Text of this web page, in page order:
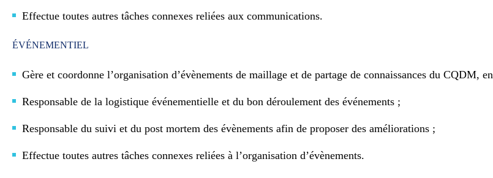
Effectue toutes autres tâches connexes reliées aux communications.
ÉVÉNEMENTIEL
Gère et coordonne l’organisation d’évènements de maillage et de partage de connaissances du CQDM,
Responsable de la logistique événementielle et du bon déroulement des événements ;
Responsable du suivi et du post mortem des évènements afin de proposer des améliorations ;
Effectue toutes autres tâches connexes reliées à l’organisation d’évènements.